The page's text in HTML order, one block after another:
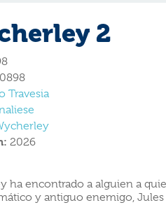
2
Travesia
2026
ha encontrado a alguien a
y antiguo enemigo,